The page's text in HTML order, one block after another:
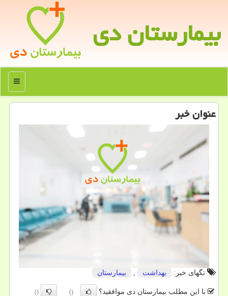
بیمارستان دی
منو
عنوان خبر
تگهای خبر: بهداشت بیمارستان
با این مطلب بیمارستان دی موافقید؟ ()
()